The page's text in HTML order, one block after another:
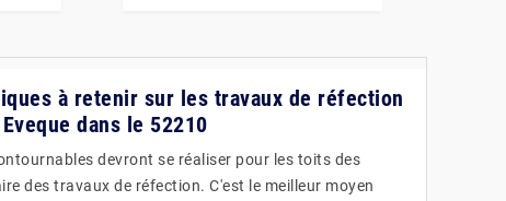
à retenir sur les travaux de réfection
dans le 52210
devront se réaliser pour les toits des
des travaux de réfection. C'est le meilleur moyen